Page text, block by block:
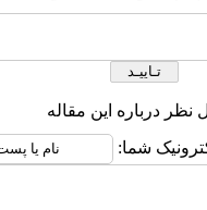
نظر درباره این مقاله
شما: